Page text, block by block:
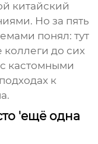
китайский
Но за пять
понял: тут
коллеги до сих
кастомными
к
'ещё одна